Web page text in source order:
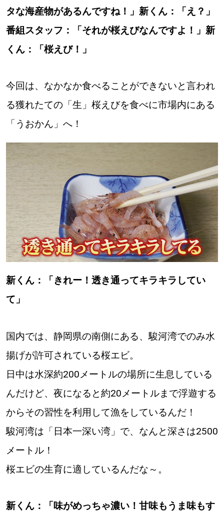
タな海産物があるんですね！」新くん：「え？」
番組スタッフ：「それが桜えびなんですよ！」新
くん：「桜えび！」
今回は、なかなか食べることができないと言われ
る獲れたての「生」桜えびを食べに市場内にある
「うおかん」へ！
新くん：「きれー！透き通ってキラキラしてい
て」
国内では、静岡県の南側にある、駿河湾でのみ水
揚げが許可されている桜エビ。
日中は水深約200メートルの場所に生息している
んだけど、夜になると約20メートルまで浮遊する
からその習性を利用して漁をしているんだ！
駿河湾は「日本一深い湾」で、なんと深さは2500
メートル！
桜エビの生育に適しているんだな～。
新くん：「味がめっちゃ濃い！甘味もうま味もす